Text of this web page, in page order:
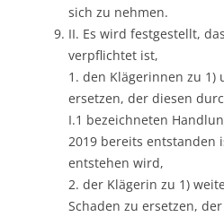
sich zu nehmen.
II. Es wird festgestellt,
verpflichtet ist,
1. den Klägerinnen zu 1)
ersetzen, der diesen
I.1 bezeichneten
2019 bereits entstanden
entstehen wird,
2. der Klägerin zu 1)
Schaden zu ersetzen,